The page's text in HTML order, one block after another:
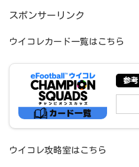
スポンサーリンク
ウイコレカード一覧はこちら
参考
ウイコレ攻略室はこちら